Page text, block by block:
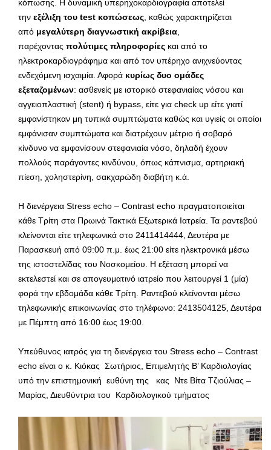
κόπωσης. Η δυναμική υπερηχοκαρδιογραφία αποτελεί
την εξέλιξη του test κοπώσεως, καθώς χαρακτηρίζεται
από μεγαλύτερη διαγνωστική ακρίβεια,
παρέχοντας πολύτιμες πληροφορίες και από το
ηλεκτροκαρδιογράφημα και από τον υπέρηχο ανιχνεύοντας
ενδεχόμενη ισχαιμία. Αφορά κυρίως δυο ομάδες
εξεταζομένων: ασθενείς με ιστορικό στεφανιαίας νόσου και
αγγειοπλαστική (stent) ή bypass, είτε για check up είτε γιατί
εμφανίστηκαν μη τυπικά συμπτώματα καθώς και υγιείς οι οποίοι
εμφάνισαν συμπτώματα και διατρέχουν μέτριο ή σοβαρό
κίνδυνο να εμφανίσουν στεφανιαία νόσο, δηλαδή έχουν
πολλούς παράγοντες κινδύνου, όπως κάπνισμα, αρτηριακή
πίεση, χοληστερίνη, σακχαρώδη διαβήτη κ.ά.
Η διενέργεια Stress echo – Contrast echo πραγματοποιείται
κάθε Τρίτη στα Πρωινά Τακτικά Εξωτερικά Ιατρεία. Τα ραντεβού
κλείνονται είτε τηλεφωνικά στο 2411414444, Δευτέρα με
Παρασκευή από 09:00 π.μ. έως 21:00 είτε ηλεκτρονικά μέσω
της ιστοστελίδας του Νοσκομείου. Η εξέταση μπορεί να
εκτελεστεί και σε απογευματινό ιατρείο που λειτουργεί 1 (μία)
φορά την εβδομάδα κάθε Τρίτη. Ραντεβού κλείνονται μέσω
τηλεφωνικής επικοινωνίας στο τηλέφωνο: 2413504125, Δευτέρα
με Πέμπτη από 16:00 έως 19:00.
Υπεύθυνος ιατρός για τη διενέργεια του Stress echo – Contrast
echo είναι ο κ. Kιόκας Σωτήριος, Επιμελητής Β’ Καρδιολογίας
υπό την επιστημονική ευθύνη της κας Ντε Βίτα Τζιούλιας –
Μαρίας, Διευθύντρια του Καρδιολογικού τμήματος